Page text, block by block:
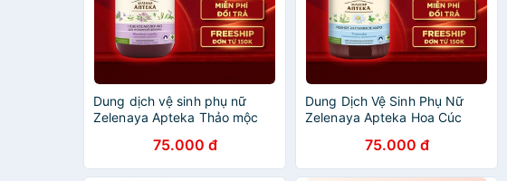
Dung dịch vệ sinh phụ nữ
Zelenaya Apteka Thảo mộc
75.000 đ
Dung Dịch Vệ Sinh Phụ Nữ
Zelenaya Apteka Hoa Cúc
75.000 đ